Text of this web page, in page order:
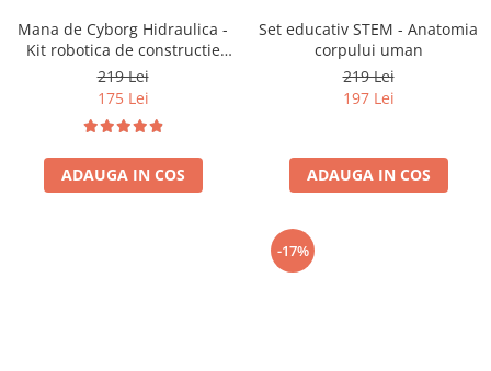
Mana de Cyborg Hidraulica -
Kit robotica de constructie
(RO)
219 Lei
175 Lei
ADAUGA IN COS
Set educativ STEM - Anatomia
corpului uman
219 Lei
197 Lei
ADAUGA IN COS
-17%